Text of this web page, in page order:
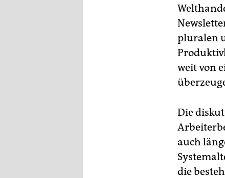
pluralen
weit von
Die
auch
die